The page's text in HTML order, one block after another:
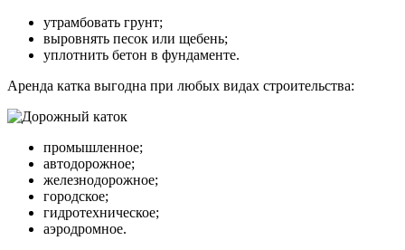
утрамбовать грунт;
выровнять песок или щебень;
уплотнить бетон в фундаменте.
Аренда катка выгодна при любых видах строительства:
промышленное;
автодорожное;
железнодорожное;
городское;
гидротехническое;
аэродромное.